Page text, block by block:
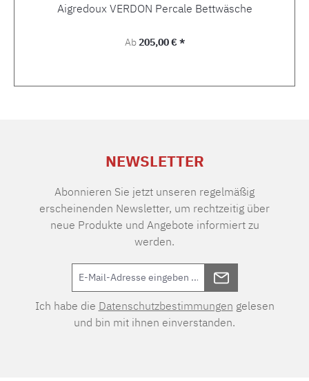
Aigredoux VERDON Percale Bettwäsche
Regulärer Preis:
Ab205,00 € *
NEWSLETTER
Abonnieren Sie jetzt unseren regelmäßig
erscheinenden Newsletter, um rechtzeitig über
neue Produkte und Angebote informiert zu
werden.
Ich habe die Datenschutzbestimmungen gelesen
und bin mit ihnen einverstanden.